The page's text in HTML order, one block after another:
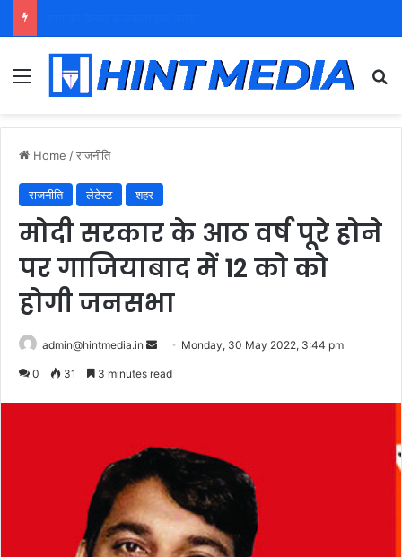
Menu
Home /राजनीति
राजनीति लेटेस्ट शहर
मोदी सरकार के आठ वर्ष पूरे होने
पर गाजियाबाद में 12 को को
होगी जनसभा
admin@hintmedia.in
Send Monday, 30 May 2022, 3:44 pm
0 31 3 minutes read